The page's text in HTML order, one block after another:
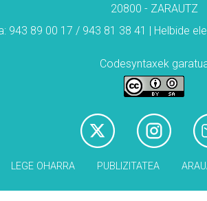
20800 - ZARAUTZ
943 89 00 17 / 943 81 38 41 | Helbide
Codesyntaxek
LEGE OHARRA PUBLIZITATEA